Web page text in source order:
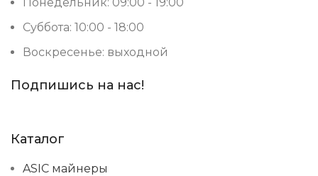
Суббота: 10:00 - 18:00
Воскресенье: выходной
Подпишись на нас!
Каталог
ASIC майнеры